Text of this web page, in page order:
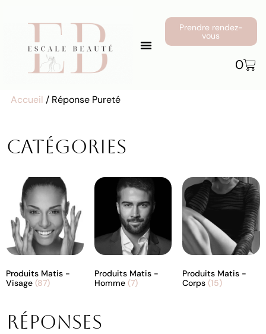
Prendre rendez-
vous
0
Accueil / Réponse Pureté
Catégories
Produits Matis -
Visage (87)
Produits Matis -
Homme (7)
Produits Matis -
Corps (15)
Réponses